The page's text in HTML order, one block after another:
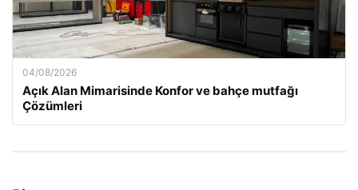
04/08/2026
Açık Alan Mimarisinde Konfor ve bahçe mutfağı
Çözümleri